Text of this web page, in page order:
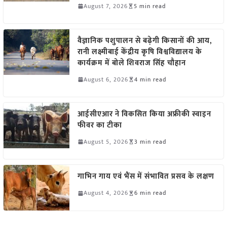
August 7, 2026 5 min read
वैज्ञानिक पशुपालन से बढ़ेगी किसानों की आय,
रानी लक्ष्मीबाई केंद्रीय कृषि विश्वविद्यालय के
कार्यक्रम में बोले शिवराज सिंह चौहान
August 6, 2026 4 min read
आईसीएआर ने विकसित किया अफ्रीकी स्वाइन
फीवर का टीका
August 5, 2026 3 min read
गाभिन गाय एवं भैंस में संभावित प्रसव के लक्षण
August 4, 2026 6 min read